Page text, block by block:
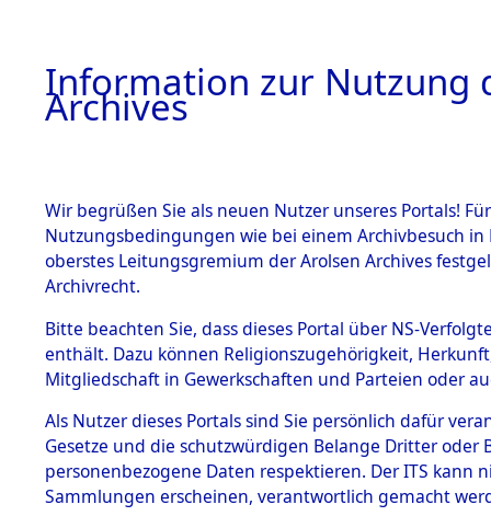
BESTÄNDE
1.
mente
5. Verschiedenes
5.3
Todesmärsche
Baden-
Information zur Nutzung
Archives
Wir begrüßen Sie als neuen Nutzer unseres Portals!
Nutzungsbedingungen wie bei einem Archivbesuch
oberstes Leitungsgremium der Arolsen Archives
Archivrecht.
Bitte beachten Sie, dass dieses Portal über NS-
enthält. Dazu können Religionszugehörigkeit,
Mitgliedschaft in Gewerkschaften und Parteien oder
Als Nutzer dieses Portals sind Sie persönlich dafür
Gesetze und die schutzwürdigen Belange Dritter
personenbezogene Daten respektieren. Der ITS
Sammlungen erscheinen, verantwortlich gemacht